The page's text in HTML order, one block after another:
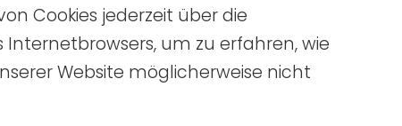
Cookies jederzeit über die
Internetbrowsers, um zu erfahren, wie
Website möglicherweise nicht